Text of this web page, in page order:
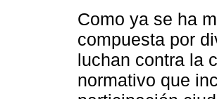
Como ya se ha
compuesta por
luchan contra la
normativo que